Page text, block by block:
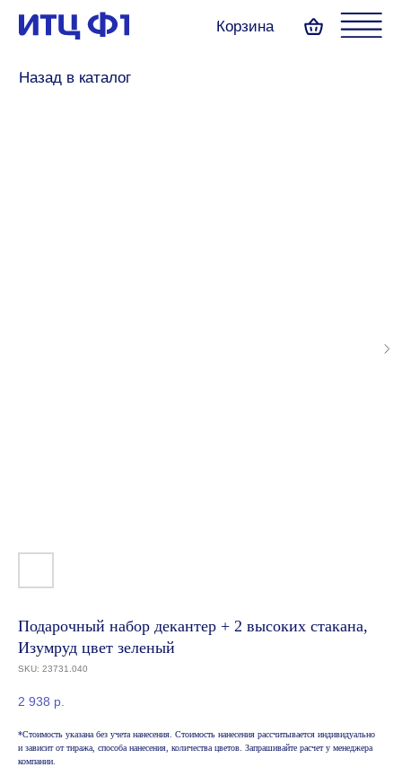
Подарочный набор декантер + 2 высоких стакана,
Изумруд цвет зеленый
SKU: 23731.040
2 938 р.
*Стоимость указана без учета нанесения. Стоимость нанесения рассчитывается индивидуально
и зависит от тиража, способа нанесения, количества цветов. Запрашивайте расчет у менеджера
компании.